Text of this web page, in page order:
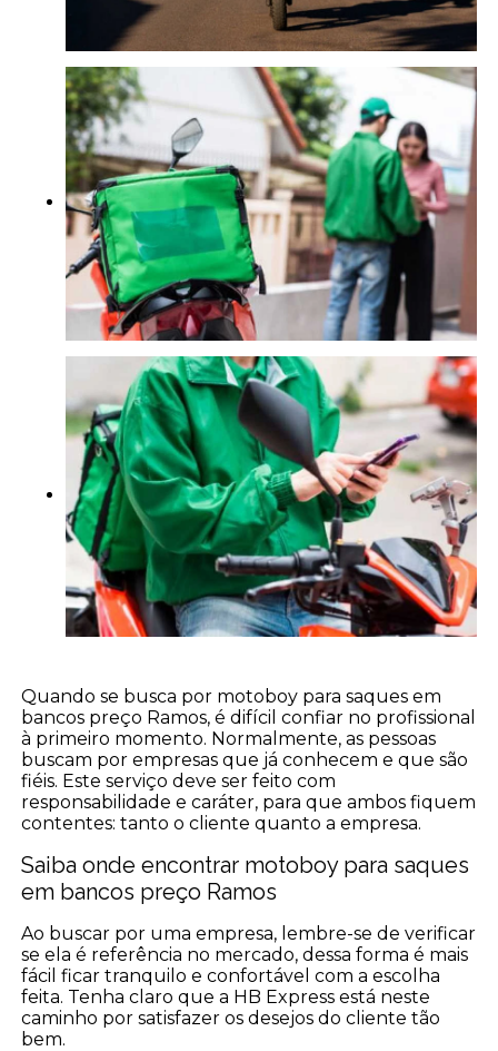
Quando se busca por motoboy para saques em
bancos preço Ramos, é difícil confiar no profissional
à primeiro momento. Normalmente, as pessoas
buscam por empresas que já conhecem e que são
fiéis. Este serviço deve ser feito com
responsabilidade e caráter, para que ambos fiquem
contentes: tanto o cliente quanto a empresa.
Saiba onde encontrar motoboy para saques
em bancos preço Ramos
Ao buscar por uma empresa, lembre-se de verificar
se ela é referência no mercado, dessa forma é mais
fácil ficar tranquilo e confortável com a escolha
feita. Tenha claro que a HB Express está neste
caminho por satisfazer os desejos do cliente tão
bem.